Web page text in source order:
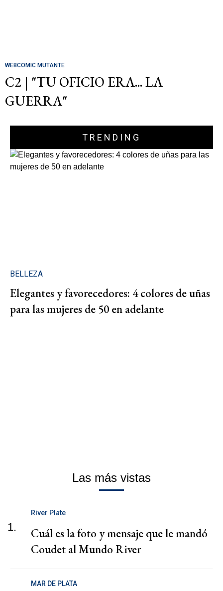
WEBCOMIC MUTANTE
C2 | "TU OFICIO ERA... LA
GUERRA"
TRENDING
BELLEZA
Elegantes y favorecedores: 4 colores de uñas
para las mujeres de 50 en adelante
Las más vistas
1.
River Plate
Cuál es la foto y mensaje que le mandó
Coudet al Mundo River
MAR DE PLATA